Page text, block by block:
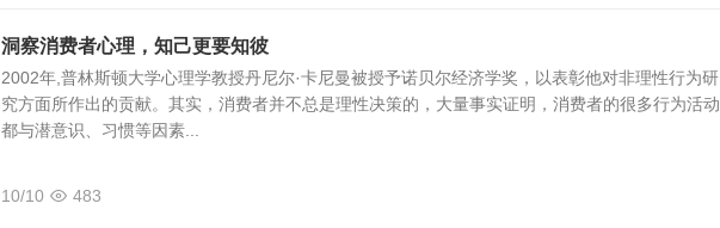
洞察消费者心理，知己更要知彼
2002年,普林斯顿大学心理学教授丹尼尔·卡尼曼被授予诺贝尔经济学奖，以表彰他对非理性行为研
究方面所作出的贡献。其实，消费者并不总是理性决策的，大量事实证明，消费者的很多行为活动
都与潜意识、习惯等因素...
10/10 483